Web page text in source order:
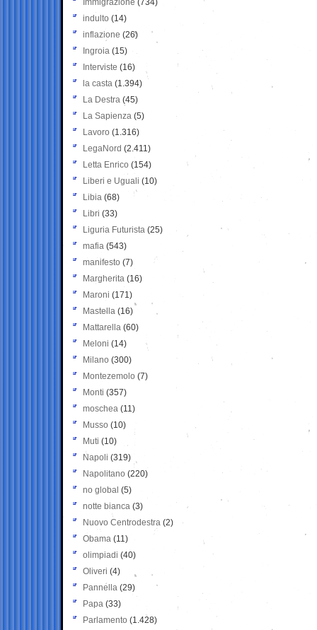
Immigrazione (734)
indulto (14)
inflazione (26)
Ingroia (15)
Interviste (16)
la casta (1.394)
La Destra (45)
La Sapienza (5)
Lavoro (1.316)
LegaNord (2.411)
Letta Enrico (154)
Liberi e Uguali (10)
Libia (68)
Libri (33)
Liguria Futurista (25)
mafia (543)
manifesto (7)
Margherita (16)
Maroni (171)
Mastella (16)
Mattarella (60)
Meloni (14)
Milano (300)
Montezemolo (7)
Monti (357)
moschea (11)
Musso (10)
Muti (10)
Napoli (319)
Napolitano (220)
no global (5)
notte bianca (3)
Nuovo Centrodestra (2)
Obama (11)
olimpiadi (40)
Oliveri (4)
Pannella (29)
Papa (33)
Parlamento (1.428)